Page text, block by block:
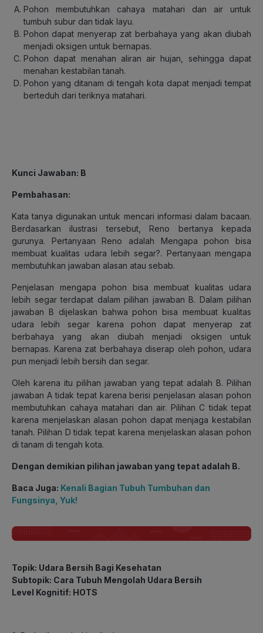
Pohon membutuhkan cahaya matahari dan air untuk
tumbuh subur dan tidak layu.
Pohon dapat menyerap zat berbahaya yang akan diubah
menjadi oksigen untuk bernapas.
Pohon dapat menahan aliran air hujan, sehingga dapat
menahan kestabilan tanah.
Pohon yang ditanam di tengah kota dapat menjadi tempat
berteduh dari teriknya matahari.
Kunci Jawaban: B
Pembahasan:
Kata tanya digunakan untuk mencari informasi dalam bacaan.
Berdasarkan ilustrasi tersebut, Reno bertanya kepada
gurunya. Pertanyaan Reno adalah Mengapa pohon bisa
membuat kualitas udara lebih segar?. Pertanyaan mengapa
membutuhkan jawaban alasan atau sebab.
Penjelasan mengapa pohon bisa membuat kualitas udara
lebih segar terdapat dalam pilihan jawaban B. Dalam pilihan
jawaban B dijelaskan bahwa pohon bisa membuat kualitas
udara lebih segar karena pohon dapat menyerap zat
berbahaya yang akan diubah menjadi oksigen untuk
bernapas. Karena zat berbahaya diserap oleh pohon, udara
pun menjadi lebih bersih dan segar.
Oleh karena itu pilihan jawaban yang tepat adalah B. Pilihan
jawaban A tidak tepat karena berisi penjelasan alasan pohon
membutuhkan cahaya matahari dan air. Pilihan C tidak tepat
karena menjelaskan alasan pohon dapat menjaga kestabilan
tanah. Pilihan D tidak tepat karena menjelaskan alasan pohon
di tanam di tengah kota.
Dengan demikian pilihan jawaban yang tepat adalah B.
Baca Juga: Kenali Bagian Tubuh Tumbuhan dan
Fungsinya, Yuk!
Topik: Udara Bersih Bagi Kesehatan
Subtopik: Cara Tubuh Mengolah Udara Bersih
Level Kognitif: HOTS